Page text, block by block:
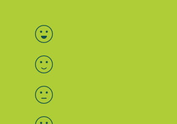
Bewertung auswählen